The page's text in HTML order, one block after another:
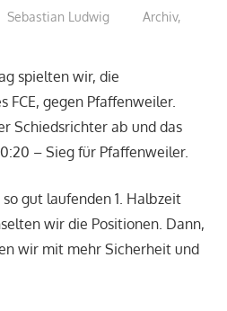
Sebastian Ludwig Archiv,
spielten wir, die
FCE, gegen Pfaffenweiler.
Schiedsrichter ab und das
– Sieg für Pfaffenweiler.
gut laufenden 1. Halbzeit
wir die Positionen. Dann,
wir mit mehr Sicherheit und